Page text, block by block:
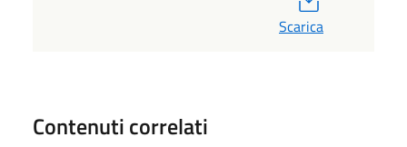
Scarica
Contenuti correlati